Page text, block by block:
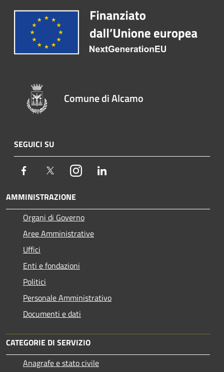
Comune di Alcamo
SEGUICI SU
Facebook TwitterInstagram
AMMINISTRAZIONE
Organi di Governo
Aree Amministrative
Uffici
Enti e fondazioni
Politici
Personale Amministrativo
Documenti e dati
CATEGORIE DI SERVIZIO
Anagrafe e stato civile